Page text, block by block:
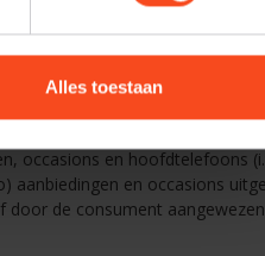
Alles toestaan
een duur heeft van meer
zonder opgave van
occasions en hoofdtelefoons
aanbiedingen en occasions
de consument